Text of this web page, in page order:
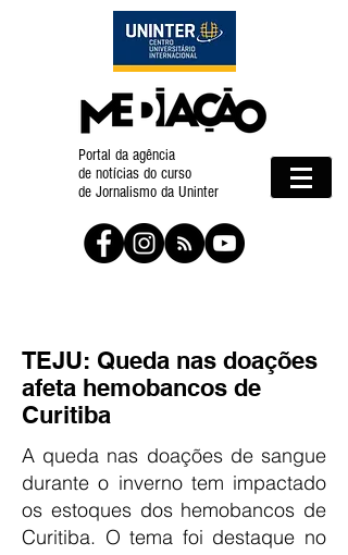
Portal da agência
de notícias do curso
de Jornalismo da Uninter
TEJU: Queda nas doações
afeta hemobancos de
Curitiba
A queda nas doações de sangue
durante o inverno tem impactado
os estoques dos hemobancos de
Curitiba. O tema foi destaque no